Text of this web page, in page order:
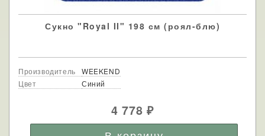
Сукно "Royal II" 198 см (роял-блю)
Производитель
WEEKEND
Цвет
Синий
4 778₽